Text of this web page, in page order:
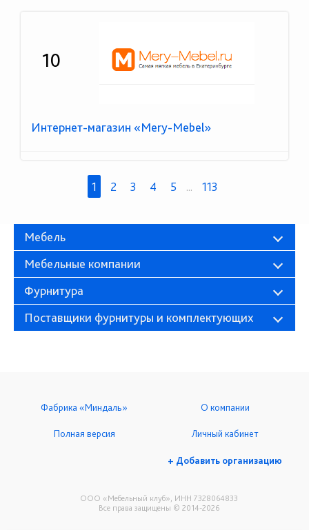
10
Интернет-магазин «Mery-Mebel»
1 2 3 4 5 ... 113
Мебель
Мебельные компании
Фурнитура
Поставщики фурнитуры и комплектующих
ООО «Мебельный клуб», ИНН 7328064833
Все права защищены © 2014-2026
Фабрика «Миндаль» О компании
Полная версия Личный кабинет
+ Добавить организацию